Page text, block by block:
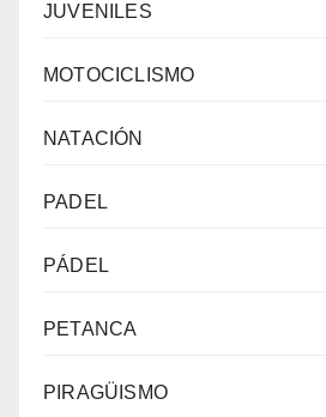
JUVENILES
MOTOCICLISMO
NATACIÓN
PADEL
PÁDEL
PETANCA
PIRAGÜISMO